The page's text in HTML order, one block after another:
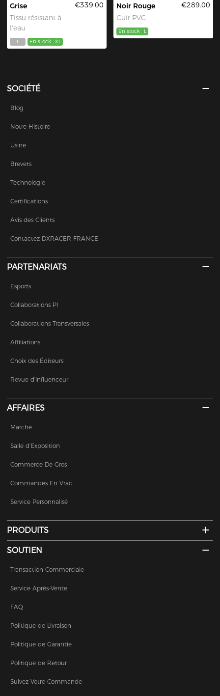
Grise
Tissu résistant à
l'eau
€339.00
L En stock XL
Noir Rouge
Cuir PVC
€289.00
En stock L
SOCIÉTÉ
Blog
Notre Histoire
Usine
Brevets
Technologie
Certifications
Avis des Clients
Contactez DXRACER FRANCE
PARTENARIATS
Esports
Collaborations PI
Collaborations Transversales
Affiliations
Choix des Éditeurs
Revue d'influenceur
AFFAIRES
Marché
Salle d'Exposition
Commerce De Gros
Commandes En Vrac
Service Personnalisé
PRODUITS
SOUTIEN
Transaction Commerciale
Service Après-Vente
FAQ
Politique de Livraison
Politique de Garantie
Politique de Retour
Suivez Votre Commande